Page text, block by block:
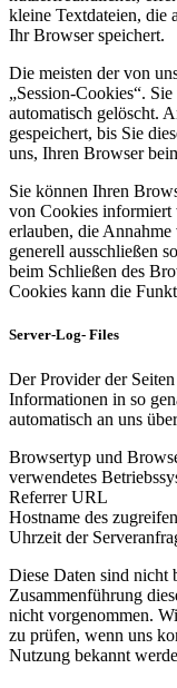
kleine Textdateien, die
Ihr Browser speichert.
Die meisten der von
„Session-Cookies“.
automatisch gelöscht.
gespeichert, bis Sie
uns, Ihren Browser
Sie können Ihren
von Cookies
erlauben, die
generell ausschließen
beim Schließen des
Cookies kann die
Server-Log- Files
Der Provider der
Informationen in so
automatisch an uns
Browsertyp und
verwendetes
Referrer URL
Hostname des
Uhrzeit der
Diese Daten sind nicht
Zusammenführung
nicht vorgenommen.
zu prüfen, wenn uns
Nutzung bekannt